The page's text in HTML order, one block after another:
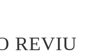
REVIU